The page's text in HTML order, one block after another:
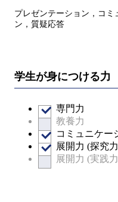
プレゼンテーション，コミ
ン，質疑応答
学生が身につける力
専門力
教養力
コミュニケー
展開力 (探究
展開力 (実践